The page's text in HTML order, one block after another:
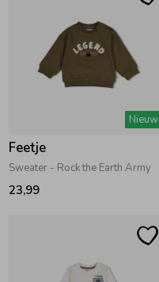
Nieuw
Feetje
Sweater - Rock the Earth Army
23,99